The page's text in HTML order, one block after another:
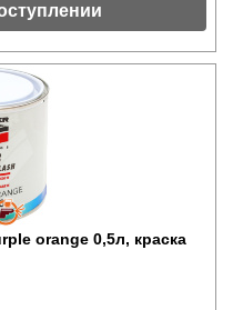
orange 0,5л, краска